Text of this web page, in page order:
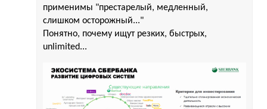
применимы "престарелый, медленный,
слишком осторожный..."
Понятно, почему ищут резких, быстрых,
unlimited...